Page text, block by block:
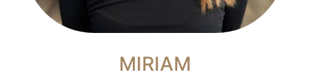
MIRIAM